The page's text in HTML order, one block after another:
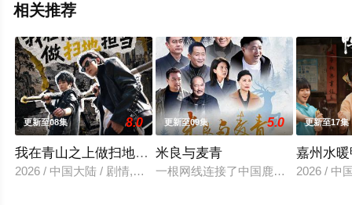
相关推荐
更新至08集 8.0
我在青山之上做扫地担当
2026 / 中国大陆 / 剧情,国产
更新至09集 5.0
米良与麦青
一根网线连接了中国鹿鸣村和英国牛
更新至17集
嘉州水
2026 / 中